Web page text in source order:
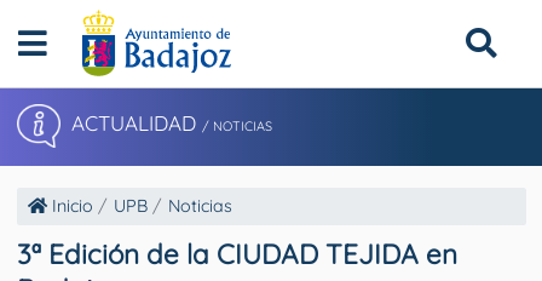
ACTUALIDAD / NOTICIAS
Inicio UPB Noticias
3ª Edición de la CIUDAD TEJIDA en